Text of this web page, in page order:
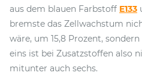
aus dem blauen Farbstoff E133
bremste das Zellwachstum
wäre, um 15,8 Prozent,
eins ist bei Zusatzstoffen also
mitunter auch sechs.